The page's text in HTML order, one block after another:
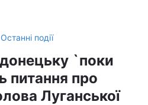
Останні події
`поки
питання про
Луганської